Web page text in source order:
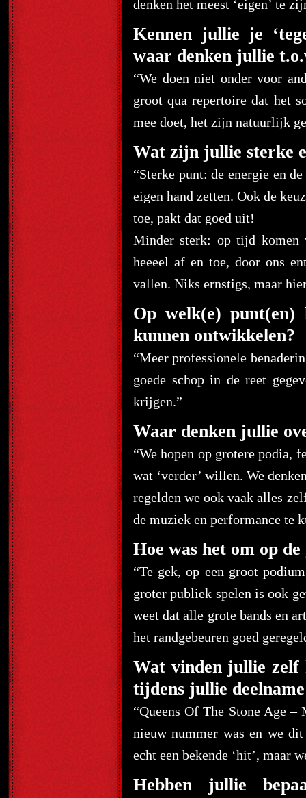
denken het meest ‘eigen’ te
Kennen jullie je
waar denken jullie
“We doen niet onder voor
groot qua repertoire dat het
mee doet, het zijn natuurlijk
Wat zijn jullie sterke
“Sterke punt: de energie en
eigen hand zetten. Ook de
toe, pakt dat goed uit!
Minder sterk: op tijd komen
heeeel af en toe, door ons
vallen. Niks ernstigs, maar
Op welk(e)
kunnen ontwikkelen?
“Meer professionele
goede schop in de reet
krijgen.”
Waar denken jullie
“We hopen op grotere podia,
wat ‘verder’ willen. We
regelden we ook vaak alles
de muziek en performance te
Hoe was het om op
“Te gek, op een groot
groter publiek spelen is ook
weet dat alle grote bands en
het randgebeuren goed
Wat vinden jullie zelf
tijdens jullie deelname
“Queens Of The Stone Age
nieuw nummer was en we
echt een bekende ‘hit’, maar
Hebben jullie